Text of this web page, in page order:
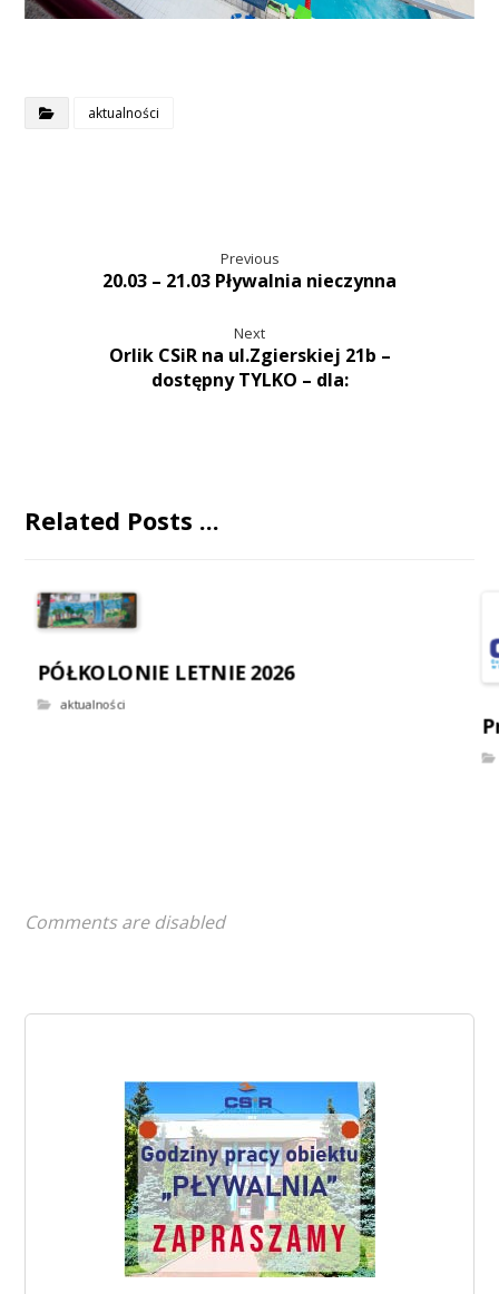
aktualności
Previous
20.03 – 21.03 Pływalnia nieczynna
Next
Orlik CSiR na ul.Zgierskiej 21b –
dostępny TYLKO – dla:
Related Posts ...
PÓŁKOLONIE LETNIE 2026
aktualności
Comments are disabled